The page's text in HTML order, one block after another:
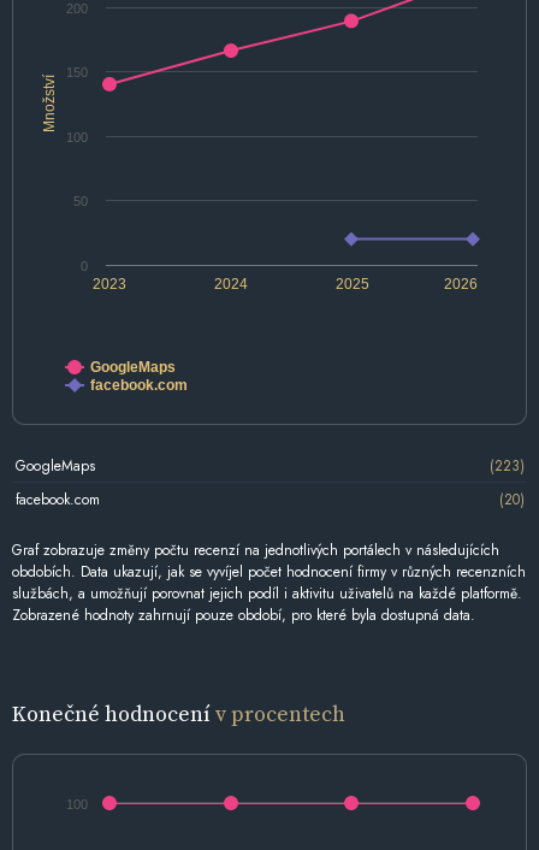
Množství
2024 2026
2023 2025
0
50
100
150
200
GoogleMaps
facebook.com
GoogleMaps
(223)
facebook.com
(20)
Graf zobrazuje změny počtu recenzí na jednotlivých portálech v následujících
obdobích. Data ukazují, jak se vyvíjel počet hodnocení firmy v různých recenzních
službách, a umožňují porovnat jejich podíl i aktivitu uživatelů na každé platformě.
Zobrazené hodnoty zahrnují pouze období, pro které byla dostupná data.
Konečné hodnocenív procentech
100